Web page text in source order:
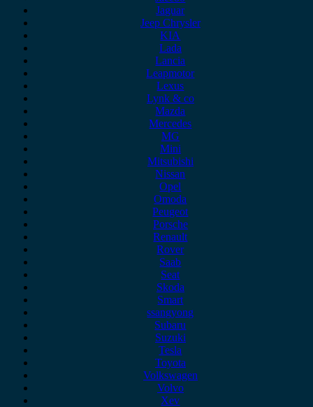
Jaguar
Jeep Chrysler
KIA
Lada
Lancia
Leapmotor
Lexus
Lynk & co
Mazda
Mercedes
MG
Mini
Mitsubishi
Nissan
Opel
Omoda
Peugeot
Porsche
Renault
Rover
Saab
Seat
Skoda
Smart
ssangyong
Subaru
Suzuki
Tesla
Toyota
Volkswagen
Volvo
Xev